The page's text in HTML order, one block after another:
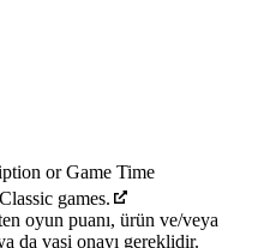
or Game Time
Classic games.
oyun puanı, ürün ve/veya
da vasi onayı gereklidir.